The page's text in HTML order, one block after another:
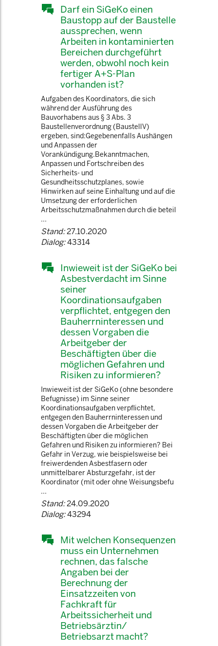
Darf ein SiGeKo einen
Baustopp auf der Baustelle
aussprechen, wenn
Arbeiten in kontaminierten
Bereichen durchgeführt
werden, obwohl noch kein
fertiger A+S-Plan
vorhanden ist?
Aufgaben des Koordinators, die sich
während der Ausführung des
Bauvorhabens aus § 3 Abs. 3
Baustellenverordnung (BaustellV)
ergeben, sind:Gegebenenfalls Aushängen
und Anpassen der
Vorankündigung.Bekanntmachen,
Anpassen und Fortschreiben des
Sicherheits- und
Gesundheitsschutzplanes, sowie
Hinwirken auf seine Einhaltung und auf die
Umsetzung der erforderlichen
Arbeitsschutzmaßnahmen durch die beteil
...
Stand:27.10.2020
Dialog:43314
Inwieweit ist der SiGeKo bei
Asbestverdacht im Sinne
seiner
Koordinationsaufgaben
verpflichtet, entgegen den
Bauherrninteressen und
dessen Vorgaben die
Arbeitgeber der
Beschäftigten über die
möglichen Gefahren und
Risiken zu informieren?
Inwieweit ist der SiGeKo (ohne besondere
Befugnisse) im Sinne seiner
Koordinationsaufgaben verpflichtet,
entgegen den Bauherrninteressen und
dessen Vorgaben die Arbeitgeber der
Beschäftigten über die möglichen
Gefahren und Risiken zu informieren? Bei
Gefahr in Verzug, wie beispielsweise bei
freiwerdenden Asbestfasern oder
unmittelbarer Absturzgefahr, ist der
Koordinator (mit oder ohne Weisungsbefu
...
Stand:24.09.2020
Dialog:43294
Mit welchen Konsequenzen
muss ein Unternehmen
rechnen, das falsche
Angaben bei der
Berechnung der
Einsatzzeiten von
Fachkraft für
Arbeitssicherheit und
Betriebsärztin/
Betriebsarzt macht?